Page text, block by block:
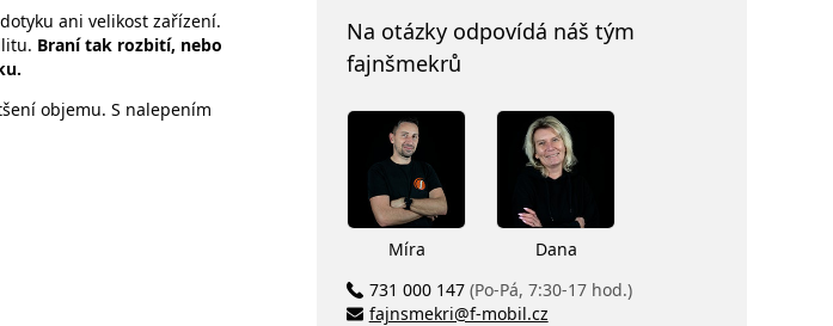
ani velikost zařízení.
Braní tak rozbití, nebo
objemu. S nalepením
Na otázky odpovídá náš tým
fajnšmekrů
Míra
Dana
731 000 147 (Po-Pá, 7:30-17 hod.)
fajnsmekri@f-mobil.cz